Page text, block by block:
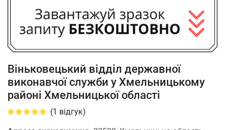
Віньковецький відділ державної
виконавчої служби у Хмельницькому
районі Хмельницької області
(1 відгук)